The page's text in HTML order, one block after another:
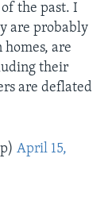
the past. I
are probably
are
their
are deflated
April 15,